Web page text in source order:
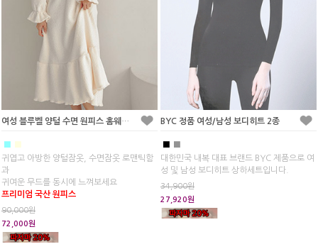
여성 블루벨 양털 수면 원피스 홈웨어(2C)
■ ■
귀엽고 아방한 양털잠옷, 수면잠옷 로맨틱함
과
귀여운 무드를 동시에 느껴보세요
프리미엄 국산 원피스
90,000원
72,000원
BYC 정품 여성/남성 보디히트 2종
■ ■
대한민국 내복 대표 브랜드 BYC 제품으로 여
성 및 남성 보디히트 상하세트입니다.
34,900원
27,920원